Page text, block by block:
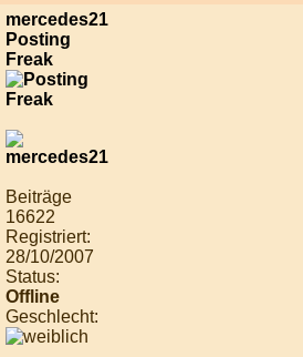
mercedes21
Posting
Freak
Beiträge
16622
Registriert:
28/10/2007
Status:
Offline
Geschlecht: